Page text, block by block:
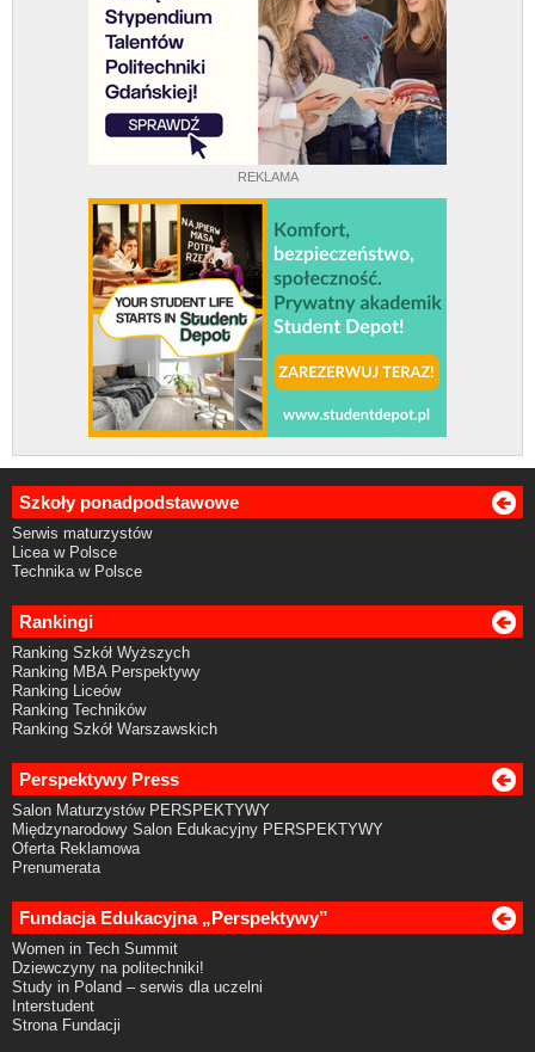
REKLAMA
Szkoły ponadpodstawowe
Serwis maturzystów
Licea w Polsce
Technika w Polsce
Rankingi
Ranking Szkół Wyższych
Ranking MBA Perspektywy
Ranking Liceów
Ranking Techników
Ranking Szkół Warszawskich
Perspektywy Press
Salon Maturzystów PERSPEKTYWY
Międzynarodowy Salon Edukacyjny PERSPEKTYWY
Oferta Reklamowa
Prenumerata
Fundacja Edukacyjna „Perspektywy”
Women in Tech Summit
Dziewczyny na politechniki!
Study in Poland – serwis dla uczelni
Interstudent
Strona Fundacji